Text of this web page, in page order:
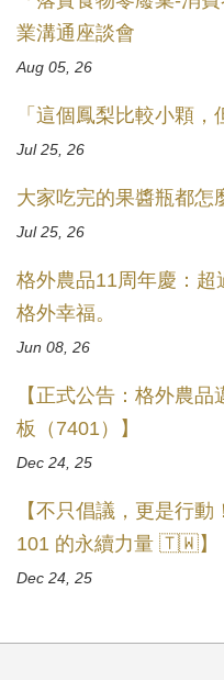
業溝通座談會
Aug 05, 26
「這個鳳梨比較小顆，
Jul 25, 26
大家吃完的果醬瓶都怎
Jul 25, 26
格外農品11周年慶：超
格外幸福。
Jun 08, 26
【正式公告：格外農
板（7401）】
Dec 24, 25
【不只倡議，更是行
101 的永續力量 🇹🇼】
Dec 24, 25